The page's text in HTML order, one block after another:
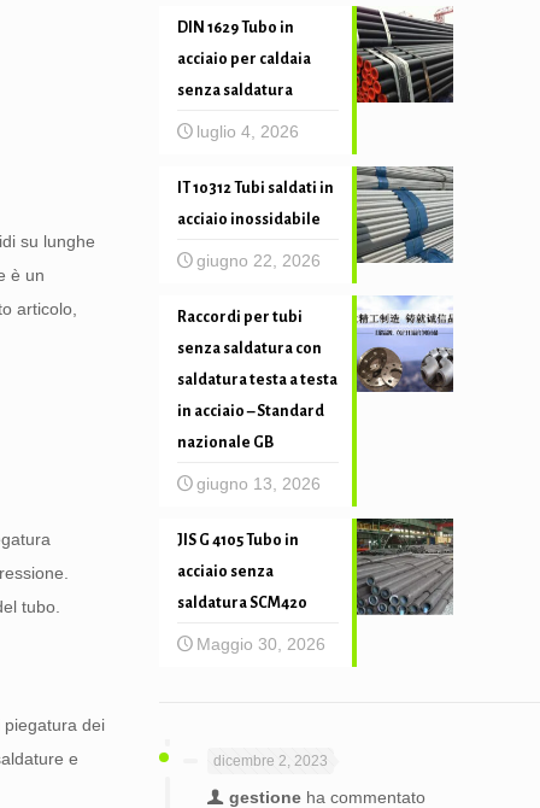
su lunghe
è un
articolo,
tubo.
piegatura dei
e
DIN 1629 Tubo in
acciaio per caldaia
senza saldatura
luglio 4, 2026
IT 10312 Tubi saldati in
acciaio inossidabile
giugno 22, 2026
Raccordi per tubi
senza saldatura con
saldatura testa a testa
in acciaio – Standard
nazionale GB
giugno 13, 2026
JIS G 4105 Tubo in
acciaio senza
saldatura SCM420
Maggio 30, 2026
dicembre 2, 2023
gestioneha commentato